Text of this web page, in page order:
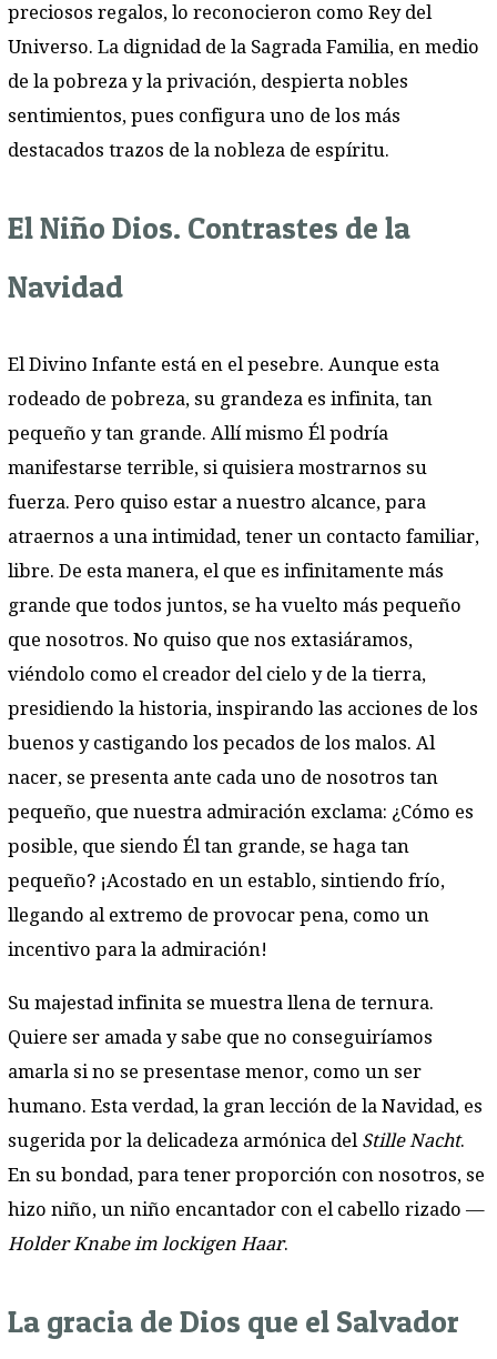
preciosos regalos, lo reconocieron como Rey del
Universo. La dignidad de la Sagrada Familia, en medio
de la pobreza y la privación, despierta nobles
sentimientos, pues configura uno de los más
destacados trazos de la nobleza de espíritu.
El Niño Dios. Contrastes de la
Navidad
El Divino Infante está en el pesebre. Aunque esta
rodeado de pobreza, su grandeza es infinita, tan
pequeño y tan grande. Allí mismo Él podría
manifestarse terrible, si quisiera mostrarnos su
fuerza. Pero quiso estar a nuestro alcance, para
atraernos a una intimidad, tener un contacto familiar,
libre. De esta manera, el que es infinitamente más
grande que todos juntos, se ha vuelto más pequeño
que nosotros. No quiso que nos extasiáramos,
viéndolo como el creador del cielo y de la tierra,
presidiendo la historia, inspirando las acciones de los
buenos y castigando los pecados de los malos. Al
nacer, se presenta ante cada uno de nosotros tan
pequeño, que nuestra admiración exclama: ¿Cómo es
posible, que siendo Él tan grande, se haga tan
pequeño? ¡Acostado en un establo, sintiendo frío,
llegando al extremo de provocar pena, como un
incentivo para la admiración!
Su majestad infinita se muestra llena de ternura.
Quiere ser amada y sabe que no conseguiríamos
amarla si no se presentase menor, como un ser
humano. Esta verdad, la gran lección de la Navidad, es
sugerida por la delicadeza armónica del Stille Nacht.
En su bondad, para tener proporción con nosotros, se
hizo niño, un niño encantador con el cabello rizado —
Holder Knabe im lockigen Haar.
La gracia de Dios que el Salvador